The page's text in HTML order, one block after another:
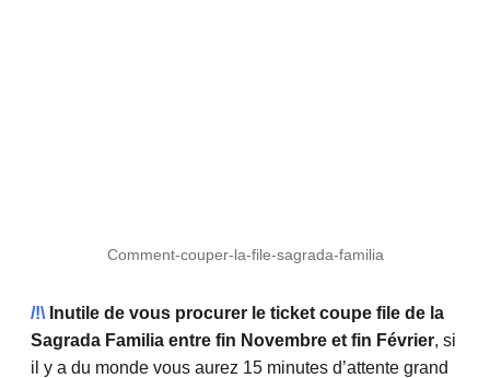
Comment-couper-la-file-sagrada-familia
/!\ Inutile de vous procurer le ticket coupe file de la
Sagrada Familia entre fin Novembre et fin Février, si
il y a du monde vous aurez 15 minutes d’attente grand